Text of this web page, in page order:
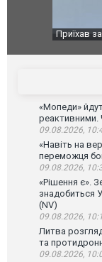
Одесу
«Мопеди»
реактивними.
09.08.2026,
«Навіть на
переможця
09.08.2026,
«Рішення є».
знадобиться
(NV)
09.08.2026,
Литва
та
09.08.2026,